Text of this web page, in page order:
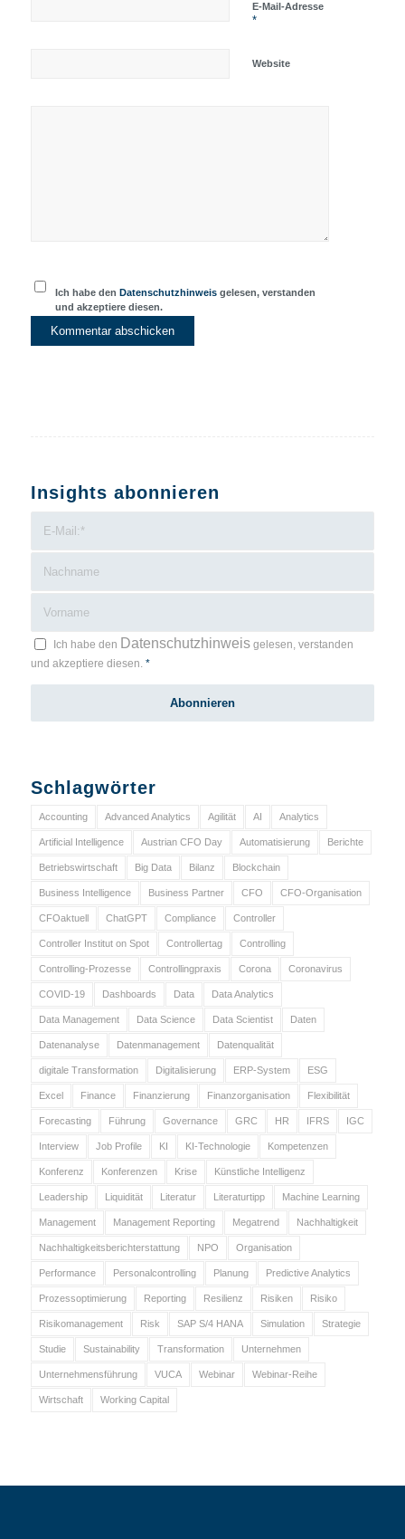
E-Mail-Adresse
*
Website
Ich habe denDatenschutzhinweis gelesen, verstanden
und akzeptiere diesen.
Insights abonnieren
Ich habe den Datenschutzhinweisgelesen, verstanden
und akzeptiere diesen. *
Schlagwörter
Accounting Advanced Analytics Agilität AI Analytics
Artificial Intelligence Austrian CFO Day Automatisierung Berichte
Betriebswirtschaft Big Data Bilanz Blockchain
Business Intelligence Business Partner CFO CFO-Organisation
CFOaktuell ChatGPT Compliance Controller
Controller Institut on Spot Controllertag Controlling
Controlling-Prozesse Controllingpraxis Corona Coronavirus
COVID-19 Dashboards Data Data Analytics
Data Management Data Science Data Scientist Daten
Datenanalyse Datenmanagement Datenqualität
digitale Transformation Digitalisierung ERP-System ESG
Excel Finance Finanzierung Finanzorganisation Flexibilität
Forecasting Führung Governance GRC HR IFRS IGC
Interview Job Profile KI KI-Technologie Kompetenzen
Konferenz Konferenzen Krise Künstliche Intelligenz
Leadership Liquidität Literatur Literaturtipp Machine Learning
Management Management Reporting Megatrend Nachhaltigkeit
Nachhaltigkeitsberichterstattung NPO Organisation
Performance Personalcontrolling Planung Predictive Analytics
Prozessoptimierung Reporting Resilienz Risiken Risiko
Risikomanagement Risk SAP S/4 HANA Simulation Strategie
Studie Sustainability Transformation Unternehmen
Unternehmensführung VUCA Webinar Webinar-Reihe
Wirtschaft Working Capital